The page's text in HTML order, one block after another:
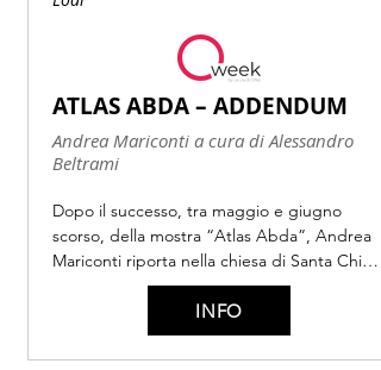
Disegno Luci Ilaria Lanzino
Costumi Sara Marcucci
Amleto Raffaele Pe / Ilaria Genatiempo*
Ofelia Francesca Lombardi Mazzulli / Chiara
Sarcona*
ATLAS ABDA – ADDENDUM
Andrea Mariconti a cura di Alessandro
Beltrami
Dopo il successo, tra maggio e giugno
scorso, della mostra “Atlas Abda”, Andrea
Mariconti riporta nella chiesa di Santa Chiara
Nuova, con una nuova, inedita
configurazione, le sculture in bronzo a cera
persa della serie Naeuma-Antimatter, opere
in cui si incrociano memorie arcaiche e
INFO